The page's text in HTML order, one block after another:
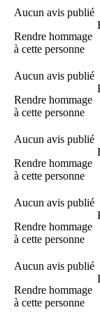
Aucun avis publié
Rendre hommage
à cette personne
Aucun avis publié
Rendre hommage
à cette personne
Aucun avis publié
Rendre hommage
à cette personne
Aucun avis publié
Rendre hommage
à cette personne
Aucun avis publié
Rendre hommage
à cette personne